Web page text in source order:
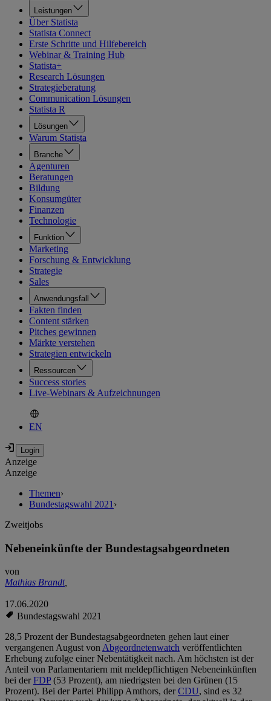
Leistungen
Über Statista
Statista Connect
Erste Schritte und Hilfebereich
Webinar & Training Hub
Statista+
Research Lösungen
Strategieberatung
Communication Lösungen
Statista R
Lösungen
Warum Statista
Branche
Agenturen
Beratungen
Bildung
Konsumgüter
Finanzen
Technologie
Funktion
Marketing
Forschung & Entwicklung
Strategie
Sales
Anwendungsfall
Fakten finden
Content stärken
Pitches gewinnen
Märkte verstehen
Strategien entwickeln
Ressourcen
Success stories
Live-Webinars & Aufzeichnungen
EN
Anzeige
Anzeige
Themen›
Bundestagswahl 2021 ›
Zweitjobs
Nebeneinkünfte der Bundestagsabgeordneten
von
Mathias Brandt,
17.06.2020
Bundestagswahl 2021
28,5 Prozent der Bundestagsabgeordneten gehen laut einer
vergangenen August vonAbgeordnetenwatch veröffentlichten
Erhebung zufolge einer Nebentätigkeit nach. Am höchsten ist der
Anteil von Parlamentariern mit meldepflichtigen Nebeneinkünften
bei derFDP(53 Prozent), am niedrigsten bei den Grünen (15
Prozent). Bei der Partei Philipp Amthors, derCDU, sind es 32